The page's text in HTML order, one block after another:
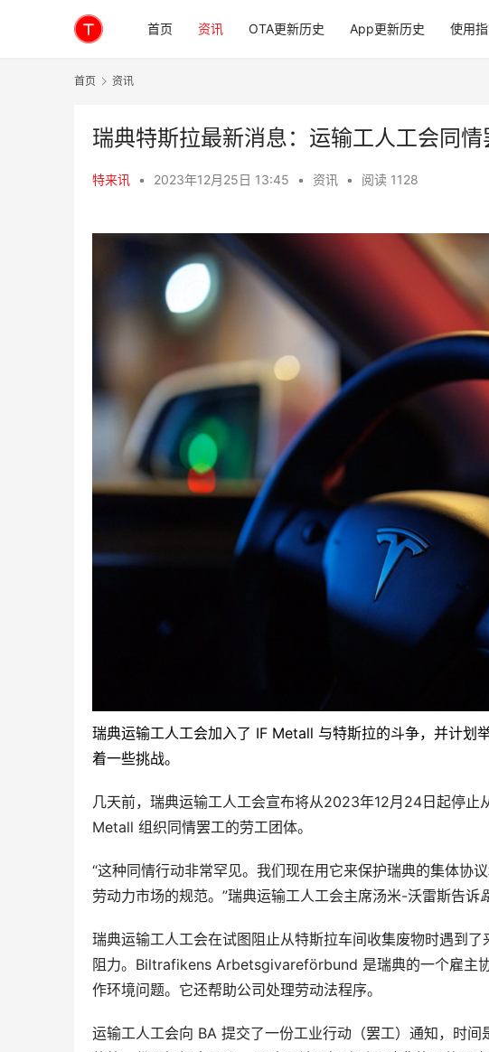
首页 资讯 OTA更新历史 App更新历史 使用
首页 资讯
瑞典特斯拉最新消息：运输工人工会同情
特来讯 • 2023年12月25日 13:45 • 资讯 • 阅读 1128
瑞典运输工人工会加入了 IF Metall 与特斯拉的斗争，并计划
着一些挑战。
几天前，瑞典运输工人工会宣布将从2023年12月24日起停止
Metall 组织同情罢工的劳工团体。
“这种同情行动非常罕见。我们现在用它来保护瑞典的集体协
劳动力市场的规范。”瑞典运输工人工会主席汤米-沃雷斯告诉
瑞典运输工人工会在试图阻止从特斯拉车间收集废物时遇
阻力。Biltrafikens Arbetsgivareförbund 是瑞典的一个雇主
作环境问题。它还帮助公司处理劳动法程序。
运输工人工会向 BA 提交了一份工业行动（罢工）通知，时